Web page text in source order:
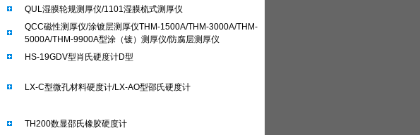
QUL湿膜轮规测厚仪/1101湿膜梳式测厚仪
QCC磁性测厚仪/涂镀层测厚仪THM-1500A/THM-3000A/THM-
5000A/THM-9900A型涂（镀）测厚仪/防腐层测厚仪
HS-19GDV型肖氏硬度计D型
LX-C型微孔材料硬度计/LX-AO型邵氏硬度计
TH200数显邵氏橡胶硬度计